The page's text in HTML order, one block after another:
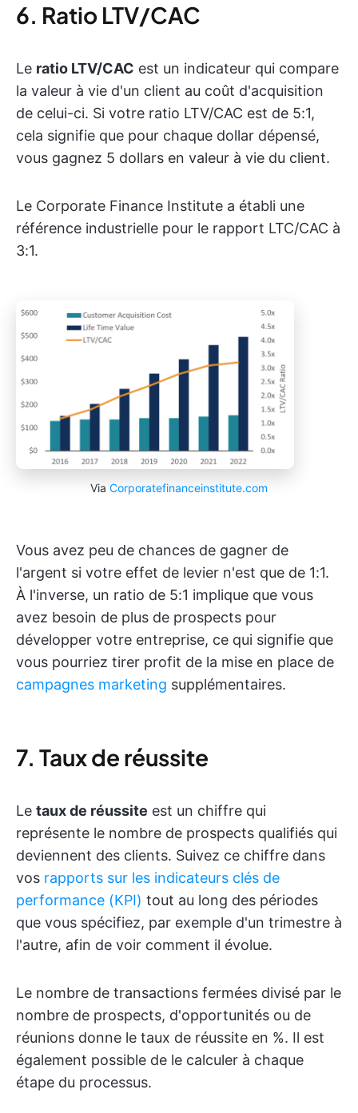
6. Ratio LTV/CAC
Le ratio LTV/CAC est un indicateur qui compare
la valeur à vie d'un client au coût d'acquisition
de celui-ci. Si votre ratio LTV/CAC est de 5:1,
cela signifie que pour chaque dollar dépensé,
vous gagnez 5 dollars en valeur à vie du client.
Le Corporate Finance Institute a établi une
référence industrielle pour le rapport LTC/CAC à
3:1.
Via Corporatefinanceinstitute.com
Vous avez peu de chances de gagner de
l'argent si votre effet de levier n'est que de 1:1.
À l'inverse, un ratio de 5:1 implique que vous
avez besoin de plus de prospects pour
développer votre entreprise, ce qui signifie que
vous pourriez tirer profit de la mise en place de
campagnes marketing supplémentaires.
7. Taux de réussite
Le taux de réussite est un chiffre qui
représente le nombre de prospects qualifiés qui
deviennent des clients. Suivez ce chiffre dans
vos rapports sur les indicateurs clés de
performance (KPI) tout au long des périodes
que vous spécifiez, par exemple d'un trimestre à
l'autre, afin de voir comment il évolue.
Le nombre de transactions fermées divisé par le
nombre de prospects, d'opportunités ou de
réunions donne le taux de réussite en %. Il est
également possible de le calculer à chaque
étape du processus.